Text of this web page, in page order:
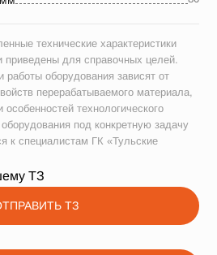
технические характеристики
приведены для справочных целей.
работы оборудования зависят от
перерабатываемого материала,
технологического
под конкретную задачу
к специалистам ГК «Тульские
ТЗ
ТЗ